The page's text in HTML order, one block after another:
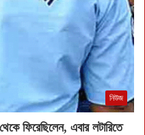
নিউজ
ফিরেছিলেন, এবার লটারিতে